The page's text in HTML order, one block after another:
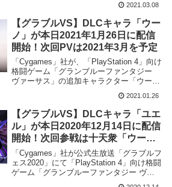
追加キャラクター「ユーステス」を2021年
4月下旬に配信開始する事を発表致しまし
た。
2021.03.08
【グラブルVS】DLCキャラ「ウー
ノ」が本日2021年1月26日に配信
開始！次回PVは2021年3月を予定
「Cygames」社が、「PlayStation 4」向け
格闘ゲーム「グランブルーファンタジー
ヴァーサス」の追加キャラクター「ウー
ノ」を本日2021年1月26日に配信開始する
2021.01.26
【グラブルVS】DLCキャラ「ユエ
ル」が本日2020年12月14日に配信
開始！次回参戦は十天衆「ウー
ノ」で2021年1月参戦予定
「Cygames」社が公式生放送「グラブルフ
ェス2020」にて「PlayStation 4」向け格闘
ゲーム「グランブルーファンタジー ヴァ